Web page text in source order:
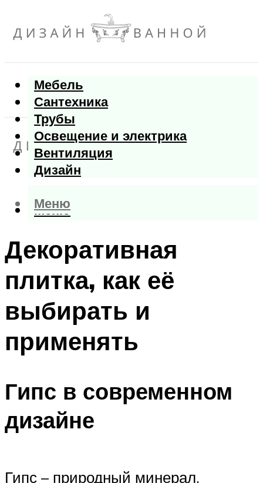
Мебель
Сантехника
Трубы
Освещение и электрика
Вентиляция
Дизайн
Меню
Меню
Декоративная
плитка, как её
выбирать и
применять
Гипс в современном
дизайне
Гипс – природный минерал,